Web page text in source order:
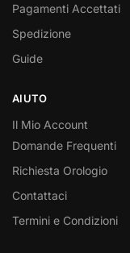
Pagamenti Accettati
Spedizione
Guide
AIUTO
Il Mio Account
Domande Frequenti
Richiesta Orologio
Contattaci
Termini e Condizioni